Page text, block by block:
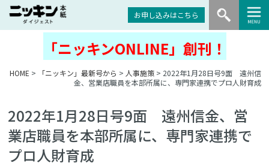
お申し込みはこちら
「ニッキンONLINE」創刊！
HOME > 「ニッキン」最新号から > 人事施策> 2022年1月28日号9面 遠州信
金、営業店職員を本部所属に、専門家連携でプロ人財育成
2022年1月28日号9面 遠州信金、営
業店職員を本部所属に、専門家連携で
プロ人財育成